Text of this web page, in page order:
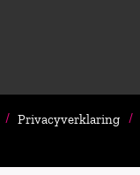
Privacyverklaring